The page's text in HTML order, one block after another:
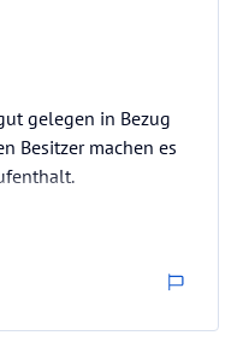
gelegen in Bezug
Besitzer machen es